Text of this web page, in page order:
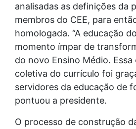
analisadas as definições da
membros do CEE, para
homologada. “A educação
momento ímpar de
do novo Ensino Médio.
coletiva do currículo foi
servidores da educação de
pontuou a presidente.
O processo de construção